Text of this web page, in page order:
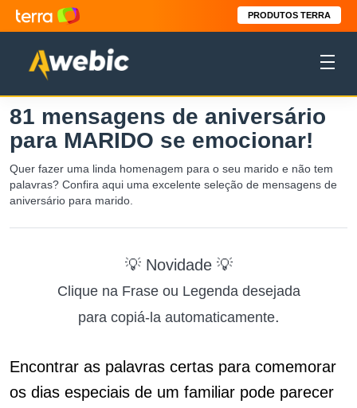
PRODUTOS TERRA
81 mensagens de aniversário
para MARIDO se emocionar!
Quer fazer uma linda homenagem para o seu marido e não tem
palavras? Confira aqui uma excelente seleção de mensagens de
aniversário para marido.
💡 Novidade 💡
Clique na Frase ou Legenda desejada
para copiá-la automaticamente.
Encontrar as palavras certas para comemorar
os dias especiais de um familiar pode parecer